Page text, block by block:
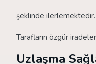
şeklinde ilerlemektedir.
Tarafların özgür
Uzlaşma